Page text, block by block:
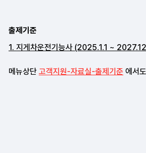
출제기준
1. 지게차운전기능사 (2025.1.1 ~
메뉴상단 고객지원-자료실-출제기준 에서